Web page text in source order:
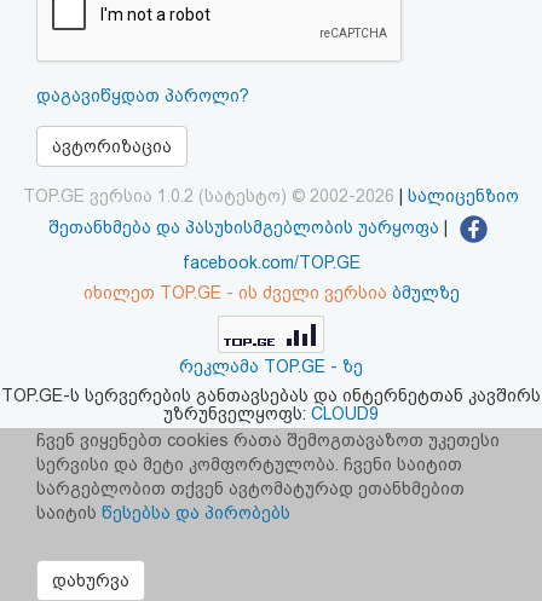
პაროლის
HTML
კოდი
შეთანხმება
პასუხისმგებლობის
უარყოფა
დაგავიწყდათ პაროლი?
ავტორიზაცია
TOP.GE ვერსია 1.0.2 (სატესტო) © 2002-2026
სალიცენზიო
შეთანხმება და პასუხისმგებლობის უარყოფა
facebook.com/TOP.GE
იხილეთ TOP.GE - ის ძველი ვერსია ბმულზე
რეკლამა TOP.GE - ზე
TOP.GE-ს სერვერების განთავსებას და ინტერნეტთან კავშირს
უზრუნველყოფს: CLOUD9
ჩვენ ვიყენებთ cookies რათა შემოგთავაზოთ უკეთესი
სერვისი და მეტი კომფორტულობა. ჩვენი საიტით
სარგებლობით თქვენ ავტომატურად ეთანხმებით
საიტის წესებსა და პირობებს
დახურვა